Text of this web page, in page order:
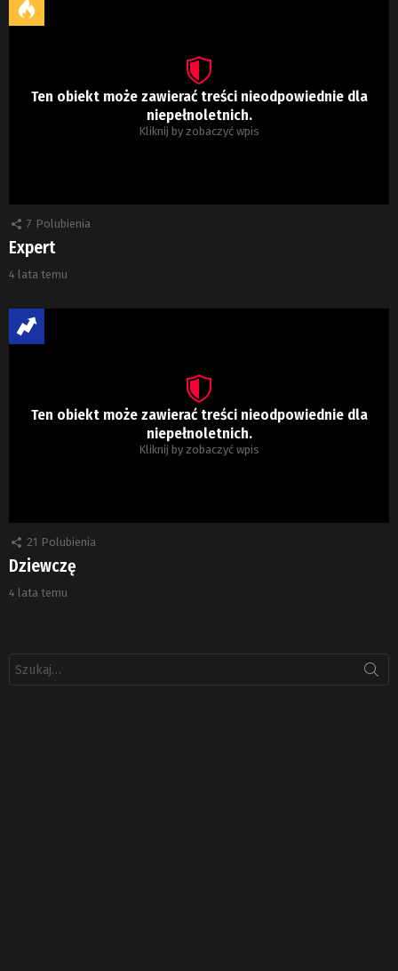
Ten obiekt może zawierać treści nieodpowiednie dla
niepełnoletnich.
Kliknij by zobaczyć wpis
7 Polubienia
Expert
4 lata temu
Ten obiekt może zawierać treści nieodpowiednie dla
niepełnoletnich.
Kliknij by zobaczyć wpis
21 Polubienia
Dziewczę
4 lata temu